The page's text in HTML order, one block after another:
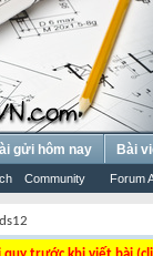
Community Forum
gửi hôm nay Bài